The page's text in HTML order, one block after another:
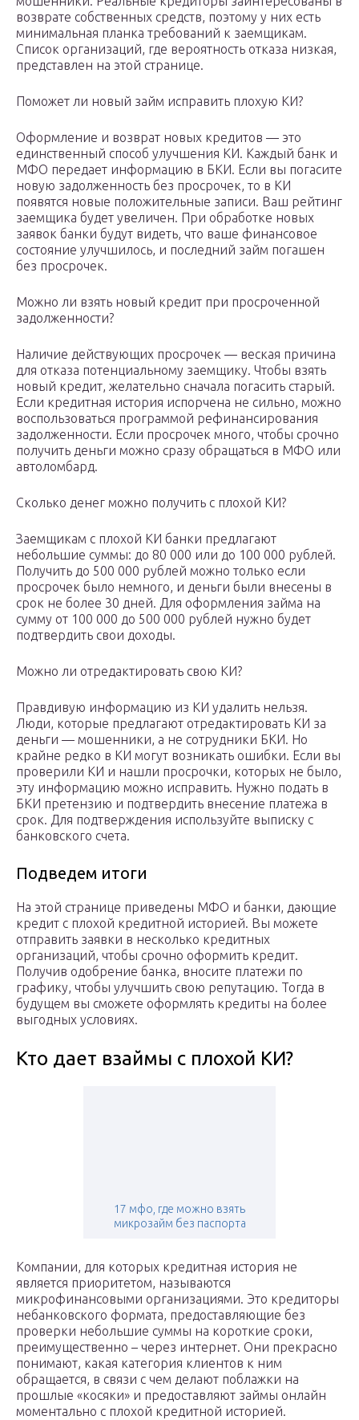
возврате собственных средств, поэтому у них есть
минимальная планка требований к заемщикам.
Список организаций, где вероятность отказа низкая,
представлен на этой странице.
Поможет ли новый займ исправить плохую КИ?
Оформление и возврат новых кредитов — это
единственный способ улучшения КИ. Каждый банк и
МФО передает информацию в БКИ. Если вы погасите
новую задолженность без просрочек, то в КИ
появятся новые положительные записи. Ваш рейтинг
заемщика будет увеличен. При обработке новых
заявок банки будут видеть, что ваше финансовое
состояние улучшилось, и последний займ погашен
без просрочек.
Можно ли взять новый кредит при просроченной
задолженности?
Наличие действующих просрочек — веская причина
для отказа потенциальному заемщику. Чтобы взять
новый кредит, желательно сначала погасить старый.
Если кредитная история испорчена не сильно, можно
воспользоваться программой рефинансирования
задолженности. Если просрочек много, чтобы срочно
получить деньги можно сразу обращаться в МФО или
автоломбард.
Сколько денег можно получить с плохой КИ?
Заемщикам с плохой КИ банки предлагают
небольшие суммы: до 80 000 или до 100 000 рублей.
Получить до 500 000 рублей можно только если
просрочек было немного, и деньги были внесены в
срок не более 30 дней. Для оформления займа на
сумму от 100 000 до 500 000 рублей нужно будет
подтвердить свои доходы.
Можно ли отредактировать свою КИ?
Правдивую информацию из КИ удалить нельзя.
Люди, которые предлагают отредактировать КИ за
деньги — мошенники, а не сотрудники БКИ. Но
крайне редко в КИ могут возникать ошибки. Если вы
проверили КИ и нашли просрочки, которых не было,
эту информацию можно исправить. Нужно подать в
БКИ претензию и подтвердить внесение платежа в
срок. Для подтверждения используйте выписку с
банковского счета.
Подведем итоги
На этой странице приведены МФО и банки, дающие
кредит с плохой кредитной историей. Вы можете
отправить заявки в несколько кредитных
организаций, чтобы срочно оформить кредит.
Получив одобрение банка, вносите платежи по
графику, чтобы улучшить свою репутацию. Тогда в
будущем вы сможете оформлять кредиты на более
выгодных условиях.
Кто дает взаймы с плохой КИ?
17 мфо, где можно взять
микрозайм без паспорта
Компании, для которых кредитная история не
является приоритетом, называются
микрофинансовыми организациями. Это кредиторы
небанковского формата, предоставляющие без
проверки небольшие суммы на короткие сроки,
преимущественно – через интернет. Они прекрасно
понимают, какая категория клиентов к ним
обращается, в связи с чем делают поблажки на
прошлые «косяки» и предоставляют займы онлайн
моментально с плохой кредитной историей.